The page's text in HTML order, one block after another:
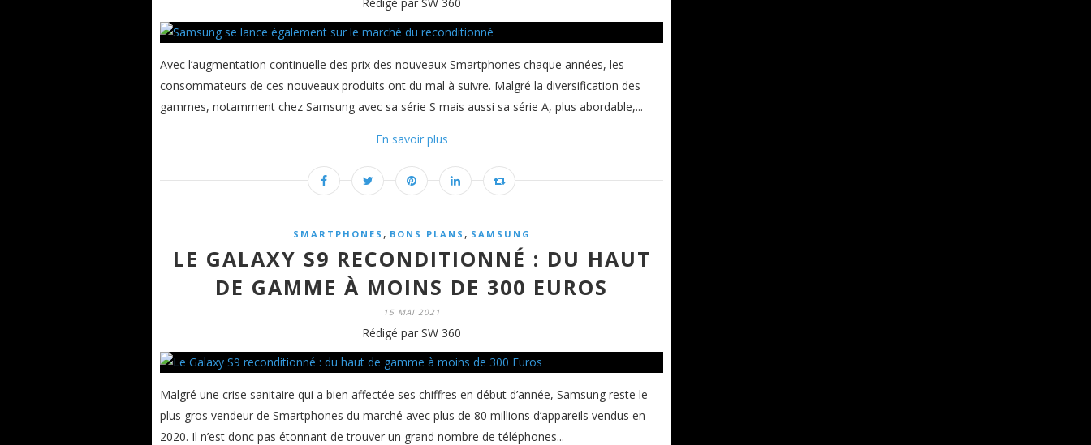
Avec l’augmentation continuelle des prix des nouveaux Smartphones chaque années, les
consommateurs de ces nouveaux produits ont du mal à suivre. Malgré la diversification des
gammes, notamment chez Samsung avec sa série S mais aussi sa série A, plus abordable,...
En savoir plus
SMARTPHONES , BONS PLANS , SAMSUNG
LE GALAXY S9 RECONDITIONNÉ : DU HAUT
DE GAMME À MOINS DE 300 EUROS
15 MAI 2021
Rédigé par SW 360
Malgré une crise sanitaire qui a bien affectée ses chiffres en début d’année, Samsung reste le
plus gros vendeur de Smartphones du marché avec plus de 80 millions d’appareils vendus en
2020. Il n’est donc pas étonnant de trouver un grand nombre de téléphones...